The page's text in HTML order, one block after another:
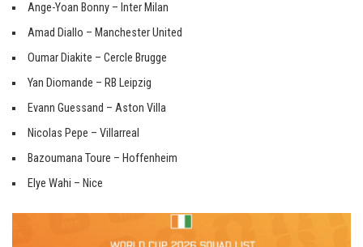
Ange-Yoan Bonny – Inter Milan
Amad Diallo – Manchester United
Oumar Diakite – Cercle Brugge
Yan Diomande – RB Leipzig
Evann Guessand – Aston Villa
Nicolas Pepe – Villarreal
Bazoumana Toure – Hoffenheim
Elye Wahi – Nice